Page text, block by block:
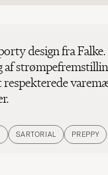
design fra
af
respekterede
SARTORIAL PREPPY